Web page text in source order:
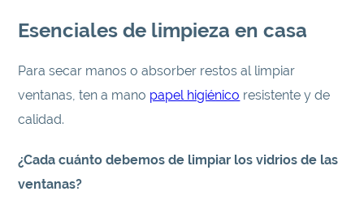
Esenciales de limpieza en casa
Para secar manos o absorber restos al limpiar
ventanas, ten a mano papel higiénico resistente y de
calidad.
¿Cada cuánto debemos de limpiar los vidrios de las
ventanas?